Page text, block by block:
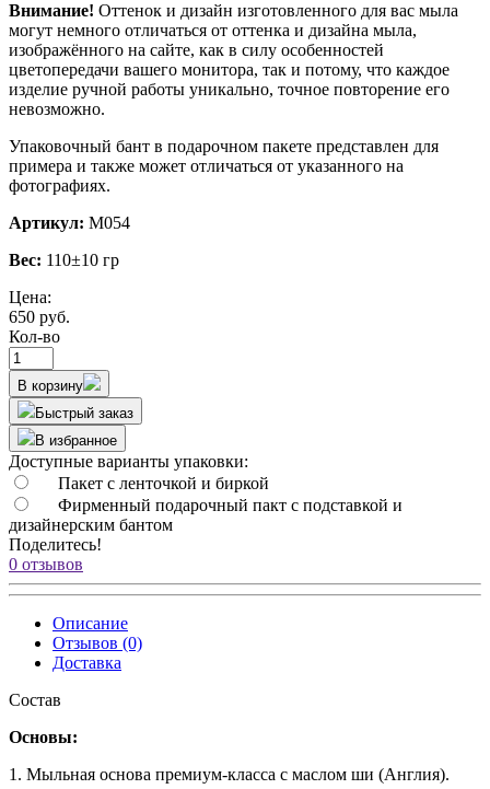
Внимание! Оттенок и дизайн изготовленного для вас мыла
могут немного отличаться от оттенка и дизайна мыла,
изображённого на сайте, как в силу особенностей
цветопередачи вашего монитора, так и потому, что каждое
изделие ручной работы уникально, точное повторение его
невозможно.
Упаковочный бант в подарочном пакете представлен для
примера и также может отличаться от указанного на
фотографиях.
Артикул: М054
Вес: 110±10 гр
Цена:
650 руб.
Кол-во
В корзину
Быстрый заказ
В избранное
Доступные варианты упаковки:
Пакет с ленточкой и биркой
Фирменный подарочный пакт с подставкой и
дизайнерским бантом
Поделитесь!
0 отзывов
Описание
Отзывов (0)
Доставка
Состав
Основы:
1. Мыльная основа премиум-класса с маслом ши (Англия).